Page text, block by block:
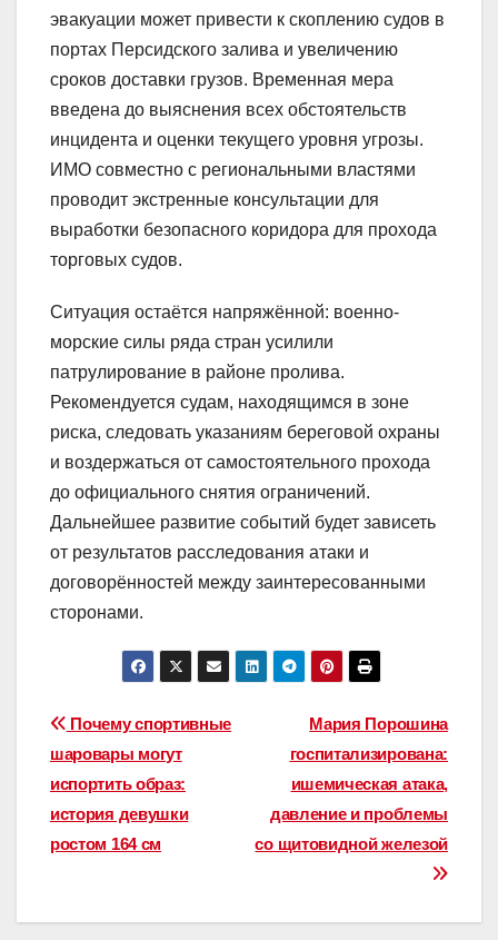
эвакуации может привести к скоплению судов в
портах Персидского залива и увеличению
сроков доставки грузов. Временная мера
введена до выяснения всех обстоятельств
инцидента и оценки текущего уровня угрозы.
ИМО совместно с региональными властями
проводит экстренные консультации для
выработки безопасного коридора для прохода
торговых судов.
Ситуация остаётся напряжённой: военно-
морские силы ряда стран усилили
патрулирование в районе пролива.
Рекомендуется судам, находящимся в зоне
риска, следовать указаниям береговой охраны
и воздержаться от самостоятельного прохода
до официального снятия ограничений.
Дальнейшее развитие событий будет зависеть
от результатов расследования атаки и
договорённостей между заинтересованными
сторонами.
Навигация
по
записям
Мария Порошина
госпитализирована:
ишемическая атака,
давление и проблемы
со щитовидной железой
Почему спортивные
шаровары могут
испортить образ:
история девушки
ростом 164 см